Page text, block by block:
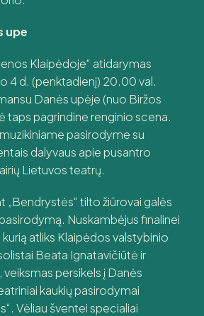
upe
Klaipėdoje“ atidarymas
4 d. (penktadienį) 20.00 val.
Danės upėje (nuo Biržos
taps pagrindine renginio scena.
pasirodyme su
dalyvaus apie pusantro
Lietuvos teatrų.
„Bendrystės“ tilto žiūrovai galės
Nuskambėjus finalinei
atliks Klaipėdos valstybinio
Beata Ignatavičiūtė ir
veiksmas persikels į Danės
kaukių pasirodymai
Vėliau šventei specialiai